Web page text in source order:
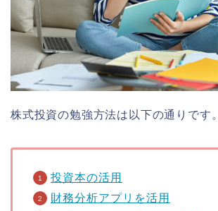
株式投資の勉強方法は以下の通りです。
投資本の活用
財務分析アプリを活用